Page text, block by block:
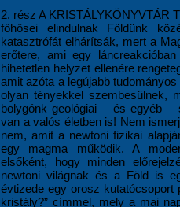
2. rész A KRISTÁLYKÖNYVTÁR
főhősei elindulnak Földünk
katasztrófát elhárítsák, mert a
erőtere, ami egy
hihetetlen helyzet ellenére
amit azóta a legújabb
olyan tényekkel szembesülnek,
bolygónk geológiai – és egyéb
van a valós életben is! Nem
nem, amit a newtoni fizikai
egy magma működik. A
elsőként, hogy minden
newtoni világnak és a Föld is
évtizede egy orosz kutatócsoport
kristály?” címmel, mely a mai